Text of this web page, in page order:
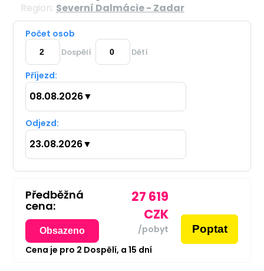
Region: Severní Dalmácie - Zadar
Počet osob
Dospělí Dětí
Příjezd:
08.08.2026▼
Odjezd:
23.08.2026▼
Předběžná
cena:
Obsazeno
27 619
CZK
/pobyt Poptat
Cena je pro 2 Dospělí, a 15 dní